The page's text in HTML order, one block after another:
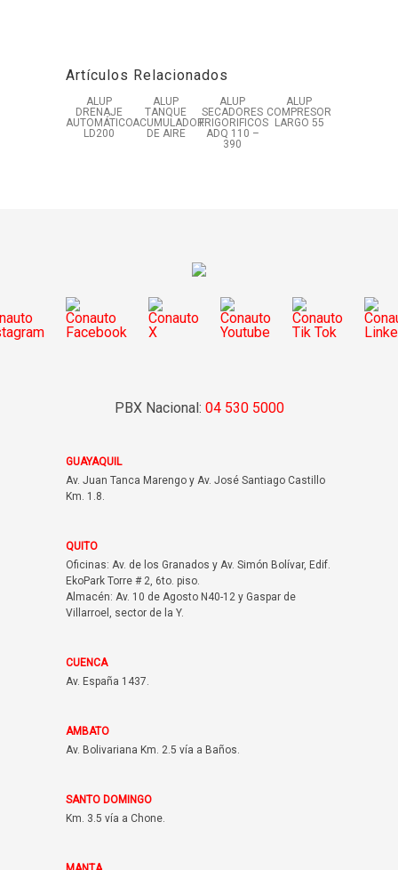
Artículos Relacionados
ALUP
DRENAJE
AUTOMÁTICO
LD200
ALUP
TANQUE
ACUMULADOR
DE AIRE
ALUP
SECADORES
FRIGORIFICOS
ADQ 110 –
390
ALUP
COMPRESOR
LARGO 55
PBX Nacional: 04 530 5000
GUAYAQUIL
Av. Juan Tanca Marengo y Av. José Santiago Castillo
Km. 1.8.
QUITO
Oficinas: Av. de los Granados y Av. Simón Bolívar, Edif.
EkoPark Torre # 2, 6to. piso.
Almacén: Av. 10 de Agosto N40-12 y Gaspar de
Villarroel, sector de la Y.
CUENCA
Av. España 1437.
AMBATO
Av. Bolivariana Km. 2.5 vía a Baños.
SANTO DOMINGO
Km. 3.5 vía a Chone.